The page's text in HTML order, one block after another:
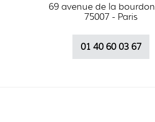
69 avenue de la
75007 - Paris
01 40 60 03 67